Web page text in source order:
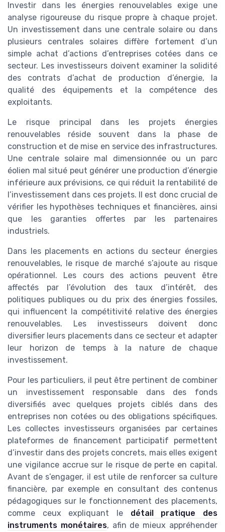
Investir dans les énergies renouvelables exige une
analyse rigoureuse du risque propre à chaque projet.
Un investissement dans une centrale solaire ou dans
plusieurs centrales solaires diffère fortement d’un
simple achat d’actions d’entreprises cotées dans ce
secteur. Les investisseurs doivent examiner la solidité
des contrats d’achat de production d’énergie, la
qualité des équipements et la compétence des
exploitants.
Le risque principal dans les projets énergies
renouvelables réside souvent dans la phase de
construction et de mise en service des infrastructures.
Une centrale solaire mal dimensionnée ou un parc
éolien mal situé peut générer une production d’énergie
inférieure aux prévisions, ce qui réduit la rentabilité de
l’investissement dans ces projets. Il est donc crucial de
vérifier les hypothèses techniques et financières, ainsi
que les garanties offertes par les partenaires
industriels.
Dans les placements en actions du secteur énergies
renouvelables, le risque de marché s’ajoute au risque
opérationnel. Les cours des actions peuvent être
affectés par l’évolution des taux d’intérêt, des
politiques publiques ou du prix des énergies fossiles,
qui influencent la compétitivité relative des énergies
renouvelables. Les investisseurs doivent donc
diversifier leurs placements dans ce secteur et adapter
leur horizon de temps à la nature de chaque
investissement.
Pour les particuliers, il peut être pertinent de combiner
un investissement responsable dans des fonds
diversifiés avec quelques projets ciblés dans des
entreprises non cotées ou des obligations spécifiques.
Les collectes investisseurs organisées par certaines
plateformes de financement participatif permettent
d’investir dans des projets concrets, mais elles exigent
une vigilance accrue sur le risque de perte en capital.
Avant de s’engager, il est utile de renforcer sa culture
financière, par exemple en consultant des contenus
pédagogiques sur le fonctionnement des placements,
comme ceux expliquant le détail pratique des
instruments monétaires, afin de mieux appréhender